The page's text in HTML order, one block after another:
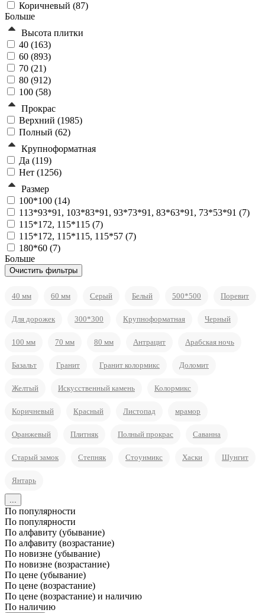
Коричневый (87)
Больше
Высота плитки
40 (163)
60 (893)
70 (21)
80 (912)
100 (58)
Прокрас
Верхний (1985)
Полный (62)
Крупноформатная
Да (119)
Нет (1256)
Размер
100*100 (14)
113*93*91, 103*83*91, 93*73*91, 83*63*91, 73*53*91 (7)
115*172, 115*115 (7)
115*172, 115*115, 115*57 (7)
180*60 (7)
Больше
40 мм 60 мм Серый Белый 500*500 Поревит
Для дорожек 300*300 Крупноформатная Черный
100 мм 70 мм 80 мм Антрацит Арабская ночь
Базальт Гранит Гранит колормикс Доломит
Желтый Искусственный камень Колормикс
Коричневый Красный Листопад мрамор
Оранжевый Плитняк Полный прокрас Саванна
Старый замок Степняк Стоунмикс Хаски Шунгит
Янтарь
...
По популярности
По популярности
По алфавиту (убывание)
По алфавиту (возрастание)
По новизне (убывание)
По новизне (возрастание)
По цене (убывание)
По цене (возрастание)
По цене (возрастание) и наличию
По наличию